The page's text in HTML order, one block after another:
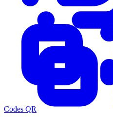
Codes QR